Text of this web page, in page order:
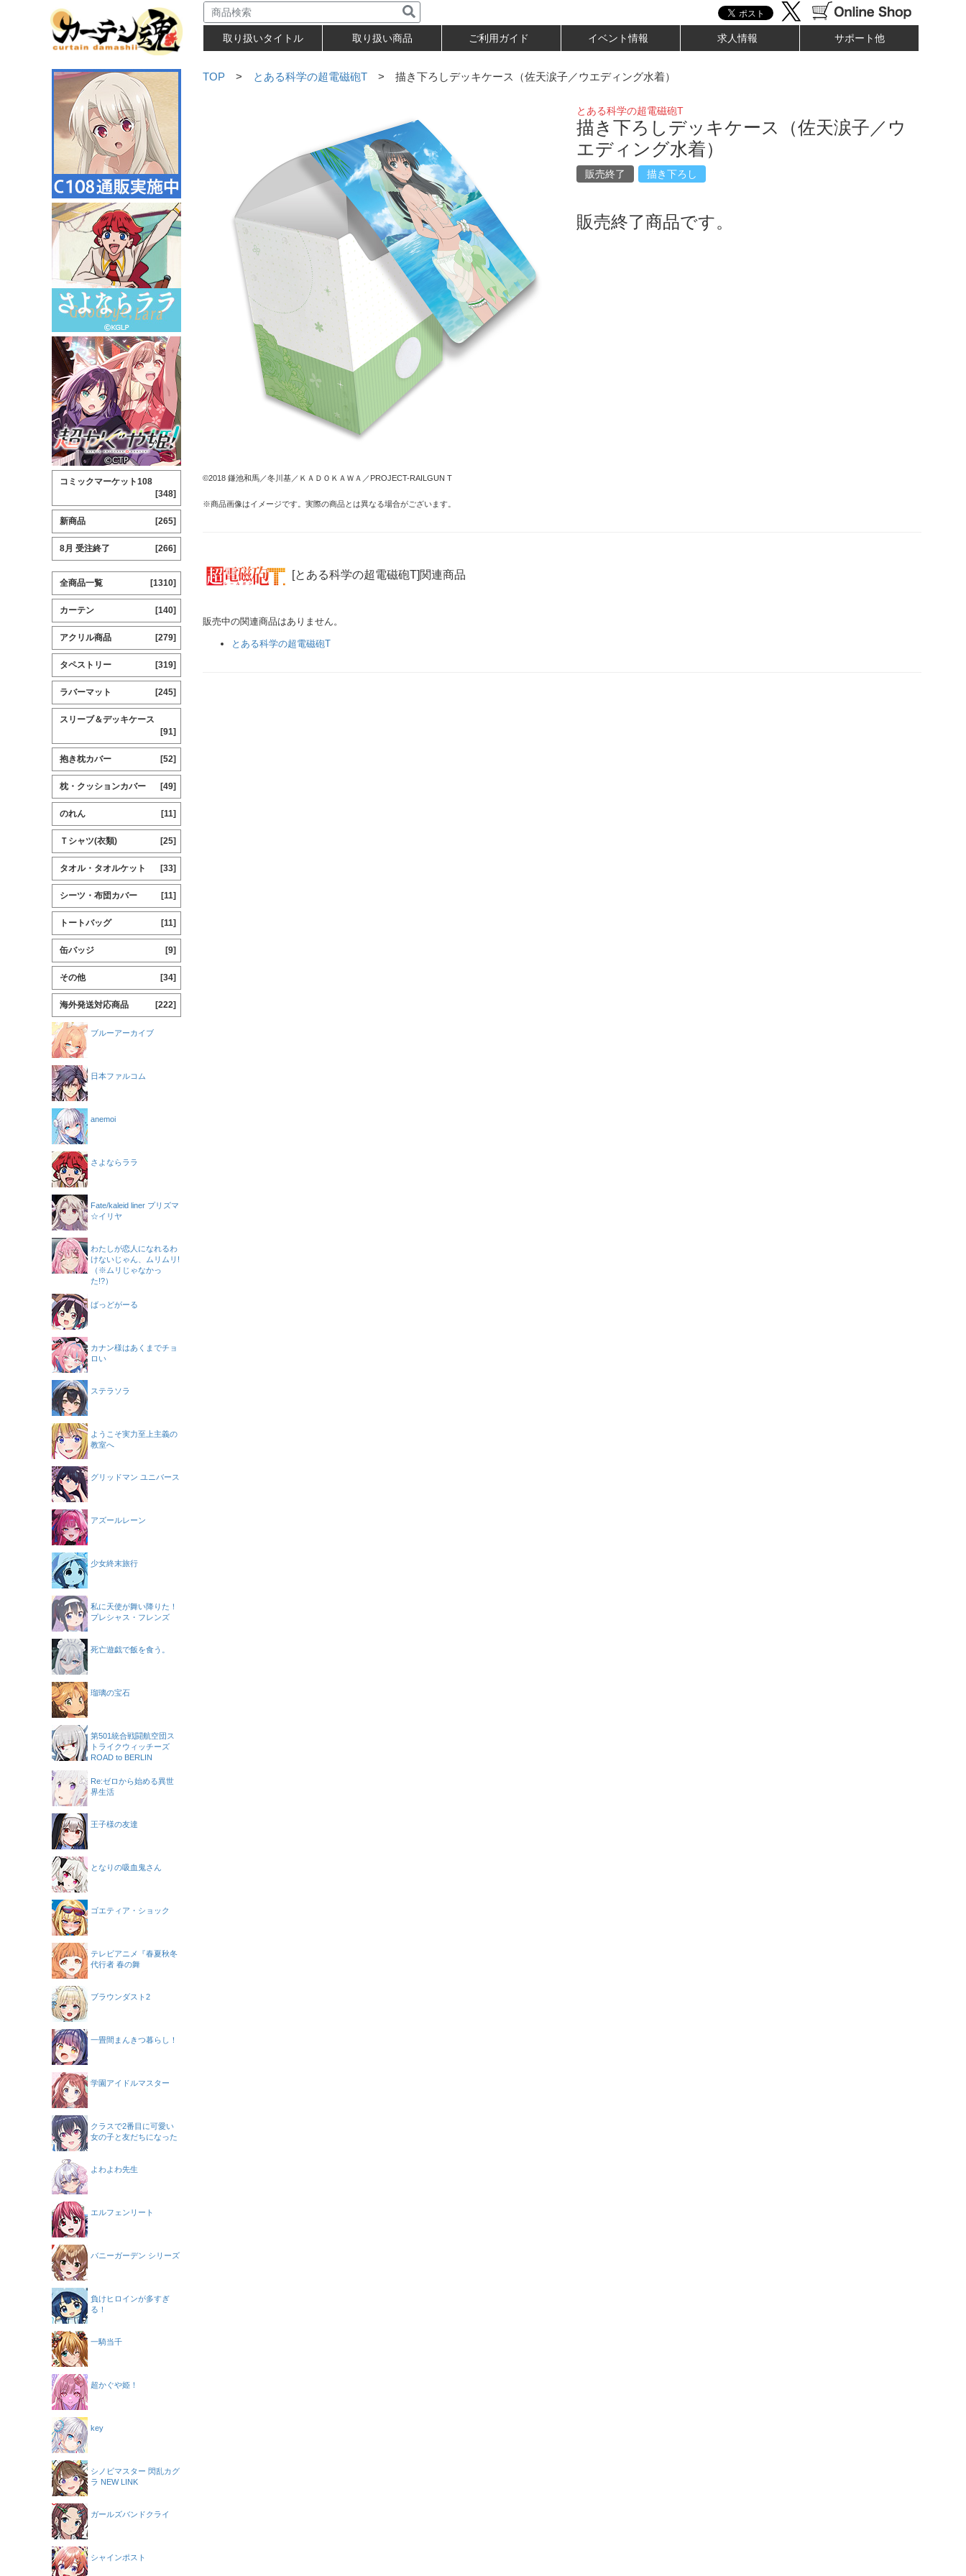
取り扱いタイトル 取り扱い商品 ご利用ガイド イベント情報 求人情報 サポート他
TOP > とある科学の超電磁砲T > 描き下ろしデッキケース（佐天涙子／ウエディング水着）
©2018 鎌池和馬／冬川基／ＫＡＤＯＫＡＷＡ／PROJECT-RAILGUN T
※商品画像はイメージです。実際の商品とは異なる場合がございます。
とある科学の超電磁砲T
描き下ろしデッキケース（佐天涙子／ウ
エディング水着）
販売終了 描き下ろし
販売終了商品です。
[とある科学の超電磁砲T]関連商品
販売中の関連商品はありません。
とある科学の超電磁砲T
コミックマーケット108
[348]
新商品 [265]
8月 受注終了 [266]
全商品一覧 [1310]
カーテン [140]
アクリル商品 [279]
タペストリー [319]
ラバーマット [245]
スリーブ＆デッキケース
[91]
抱き枕カバー [52]
枕・クッションカバー [49]
のれん [11]
Ｔシャツ(衣類) [25]
タオル・タオルケット [33]
シーツ・布団カバー [11]
トートバッグ [11]
缶バッジ [9]
その他 [34]
海外発送対応商品 [222]
ブルーアーカイブ
日本ファルコム
anemoi
さよならララ
Fate/kaleid liner プリズマ
☆イリヤ
わたしが恋人になれるわ
けないじゃん、ムリムリ!
（※ムリじゃなかっ
た!?）
ばっどがーる
カナン様はあくまでチョ
ロい
ステラソラ
ようこそ実力至上主義の
教室へ
グリッドマン ユニバース
アズールレーン
少女終末旅行
私に天使が舞い降りた！
プレシャス・フレンズ
死亡遊戯で飯を食う。
瑠璃の宝石
第501統合戦闘航空団ス
トライクウィッチーズ
ROAD to BERLIN
Re:ゼロから始める異世
界生活
王子様の友達
となりの吸血鬼さん
ゴエティア・ショック
テレビアニメ『春夏秋冬
代行者 春の舞
ブラウンダスト2
一畳間まんきつ暮らし！
学園アイドルマスター
クラスで2番目に可愛い
女の子と友だちになった
よわよわ先生
エルフェンリート
バニーガーデン シリーズ
負けヒロインが多すぎ
る！
一騎当千
超かぐや姫！
key
シノビマスター 閃乱カグ
ラ NEW LINK
ガールズバンドクライ
シャインポスト